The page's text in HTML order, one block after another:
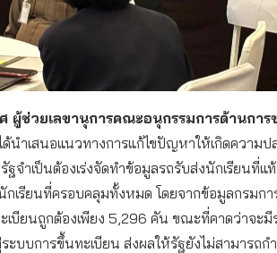
ผู้ช่วยเลขานุการคณะอนุกรรมการด้านกา
ด้นำเสนอแนวทางการแก้ไขปัญหาให้เกิดความ
ฐจำเป็นต้องเร่งจัดทำข้อมูลรถรับส่งนักเรียนที่แ
กเรียนที่ครอบคลุมทั้งหมด โดยจากข้อมูลกรมก
เบียนถูกต้องเพียง 5,296 คัน ขณะที่คาดว่าจะมี
ะบบการขึ้นทะเบียน ส่งผลให้รัฐยังไม่สามารถ